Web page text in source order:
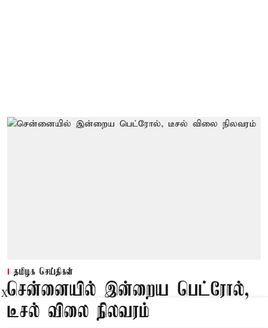
தமிழக செய்திகள்
சென்னையில் இன்றைய பெட்ரோல்,
டீசல் விலை நிலவரம்
X